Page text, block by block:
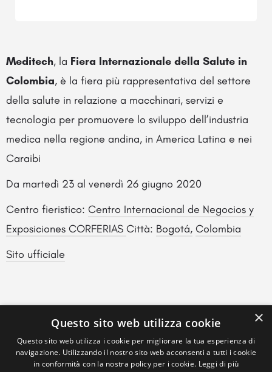
Meditech, la Fiera Internazionale della Salute in
Colombia, è la fiera più rappresentativa del settore
della salute in relazione a macchinari, servizi e
tecnologia per promuovere lo sviluppo dell’industria
medica nella regione andina, in America Latina e nei
Caraibi
Da martedì 23 al venerdì 26 giugno 2020
Centro fieristico: Centro Internacional de Negocios y
Exposiciones CORFERIAS Città: Bogotá, Colombia
Sito ufficiale
×
Questo sito web utilizza cookie
Questo sito web utilizza i cookie per migliorare la tua esperienza di
navigazione. Utilizzando il nostro sito web acconsenti a tutti i cookie
in conformità con la nostra policy per i cookie. Leggi di più